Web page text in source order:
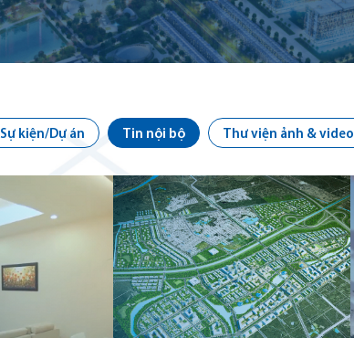
Sự kiện/Dự án Tin nội bộ Thư viện ảnh & video